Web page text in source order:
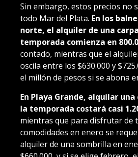
Sin embargo, estos precios no
todo Mar del Plata. En los
norte, el alquiler de una
temporada comienza en
contado, mientras que el
oscila entre los $630.000 y
el millón de pesos si se abona
En Playa Grande, alquilar
la temporada costará casi
mientras que para disfrutar de
comodidades en enero se
alquiler de una sombrilla en